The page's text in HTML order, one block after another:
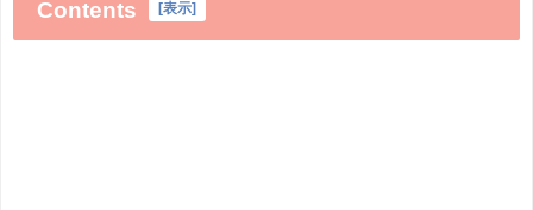
Contents 表示